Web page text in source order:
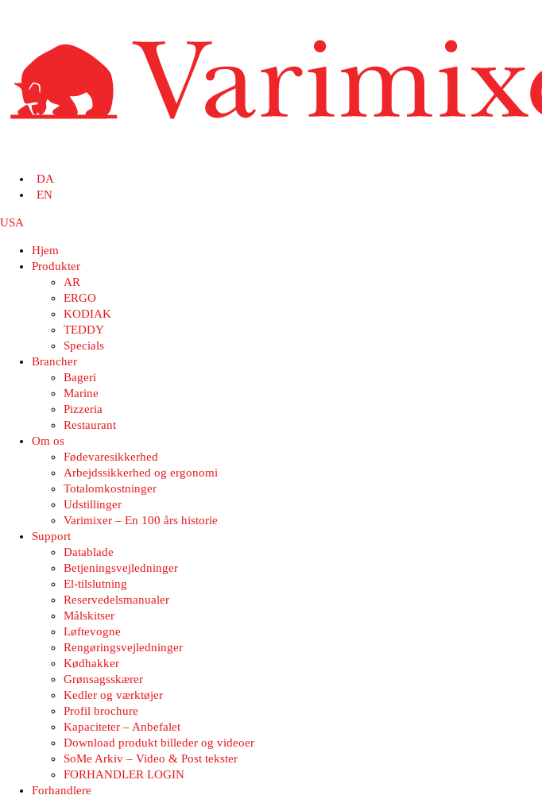
DA
EN
USA
Hjem
Produkter
AR
ERGO
KODIAK
TEDDY
Specials
Brancher
Bageri
Marine
Pizzeria
Restaurant
Om os
Fødevaresikkerhed
Arbejdssikkerhed og ergonomi
Totalomkostninger
Udstillinger
Varimixer – En 100 års historie
Support
Datablade
Betjeningsvejledninger
El-tilslutning
Reservedelsmanualer
Målskitser
Løftevogne
Rengøringsvejledninger
Kødhakker
Grønsagsskærer
Kedler og værktøjer
Profil brochure
Kapaciteter – Anbefalet
Download produkt billeder og videoer
SoMe Arkiv – Video & Post tekster
FORHANDLER LOGIN
Forhandlere